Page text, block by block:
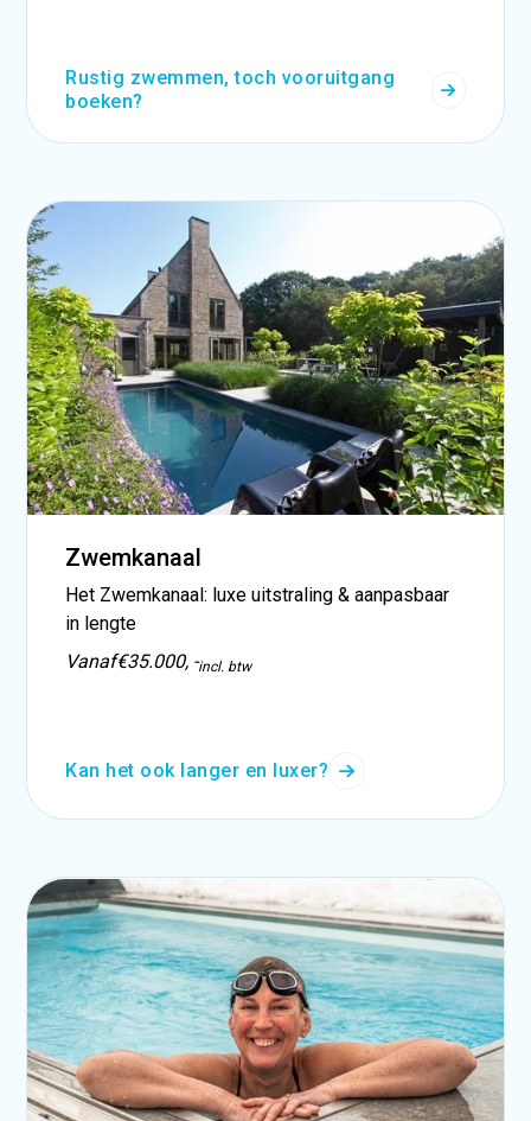
Rustig zwemmen, toch vooruitgang
boeken?
Zwemkanaal
Het Zwemkanaal: luxe uitstraling & aanpasbaar
in lengte
Vanaf€35.000, -incl. btw
Kan het ook langer en luxer?